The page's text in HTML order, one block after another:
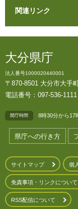
関連リンク
大分県庁
法人番号1000020440001
〒870-8501 大分市大手
電話番号：097-536-1111
開庁時間 8時30分から17
県庁への行き方
サイトマップ 個
免責事項・リンクについて
RSS配信について